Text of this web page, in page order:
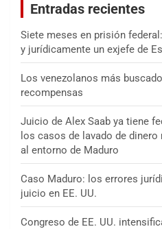
Entradas recientes
Siete meses en prisión
y jurídicamente un exjefe de
Los venezolanos más
recompensas
Juicio de Alex Saab ya tiene
los casos de lavado de
al entorno de Maduro
Caso Maduro: los errores
juicio en EE. UU.
Congreso de EE. UU.